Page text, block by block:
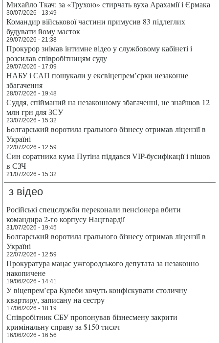
Михайло Ткач: за «Трухою» стирчать вуха Арахамії і Єрмака
30/07/2026 - 13:49
Командир військової частини примусив 83 підлеглих
будувати йому маєток
29/07/2026 - 21:38
Прокурор знімав інтимне відео у службовому кабінеті і
розсилав співробітницям суду
29/07/2026 - 17:09
НАБУ і САП пошукали у ексвіцепрем’єрки незаконне
збагачення
28/07/2026 - 19:48
Суддя, спійманий на незаконному збагаченні, не знайшов 12
млн грн для ЗСУ
23/07/2026 - 15:32
Болгарський воротила грального бізнесу отримав ліцензії в
Україні
22/07/2026 - 12:59
Син соратника кума Путіна піддався VIP-бусифікації і пішов
в СЗЧ
21/07/2026 - 15:32
з відео
Російські спецслужби переконали пенсіонера вбити
командира 2-го корпусу Нацгвардії
31/07/2026 - 19:45
Болгарський воротила грального бізнесу отримав ліцензії в
Україні
22/07/2026 - 12:59
Прокуратура мацає ужгородського депутата за незаконно
накопичене
19/06/2026 - 14:41
У віцепрем’єра Кулеби хочуть конфіскувати столичну
квартиру, записану на сестру
17/06/2026 - 18:19
Співробітник СБУ пропонував бізнесмену закрити
кримінальну справу за $150 тисяч
16/06/2026 - 16:56